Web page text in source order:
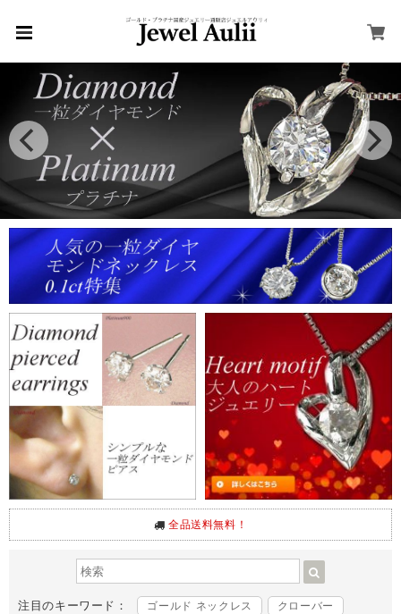
全品送料無料！
注目のキーワード： ゴールド ネックレス
クローバー